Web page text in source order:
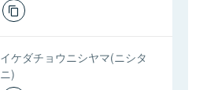
イケダチョウニシヤマ(ニシタ
ニ)